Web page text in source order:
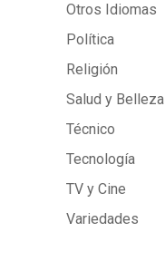
Otros Idiomas
Política
Religión
Salud y Belleza
Técnico
Tecnología
TV y Cine
Variedades